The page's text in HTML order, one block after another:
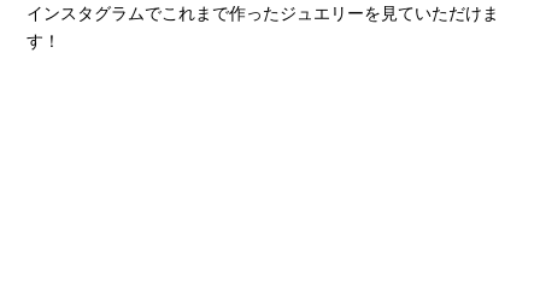
インスタグラムでこれまで作ったジュエリーを見ていただけま
す！